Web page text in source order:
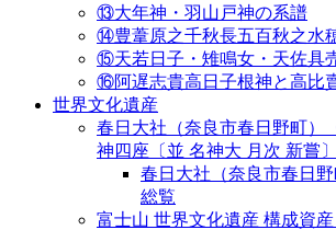
⑬大年神・羽山戸神の系譜
⑭豊葦原之千秋長五百秋之水
⑮天若日子・雉鳴女・天佐具
⑯阿遅志貴高日子根神と高比
世界文化遺産
春日大社（奈良市春日野町）
神四座〔並 名神大 月次 新嘗〕
春日大社（奈良市春日
総覧
富士山 世界文化遺産 構成資